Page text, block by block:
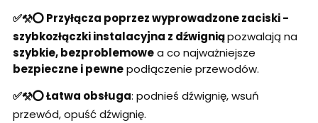
✅⚒️⭕Przyłącza poprzez wyprowadzone zaciski -
szybkozłączki instalacyjna z dźwigniąpozwalają na
szybkie, bezproblemowea co najważniejsze
bezpieczne i pewnepodłączenie przewodów.
✅⚒️⭕ Łatwa obsługa: podnieś dźwignię, wsuń
przewód, opuść dźwignię.